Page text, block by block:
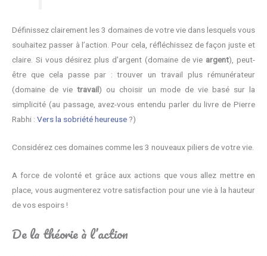
Définissez clairement les 3 domaines de votre vie dans lesquels vous
souhaitez passer à l’action. Pour cela, réfléchissez de façon juste et
claire. Si vous désirez plus d’argent (domaine de vie argent), peut-
être que cela passe par : trouver un travail plus rémunérateur
(domaine de vietravail) ou choisir un mode de vie basé sur la
simplicité (au passage, avez-vous entendu parler du livre de Pierre
Rabhi : Vers la sobriété heureuse ?)
Considérez ces domaines comme les 3 nouveaux piliers de votre vie.
A force de volonté et grâce aux actions que vous allez mettre en
place, vous augmenterez votre satisfaction pour une vie à la hauteur
de vos espoirs !
De la théorie à l’action